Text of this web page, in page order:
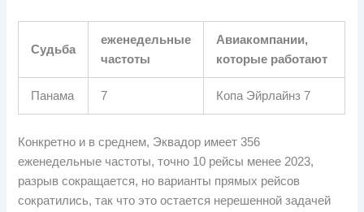
Судьба
еженедельные
частоты
Авиакомпании,
которые работают
Панама 7 Копа Эйрлайнз 7
Конкретно и в среднем, Эквадор имеет 356
еженедельные частоты, точно 10 рейсы менее 2023,
разрыв сокращается, но варианты прямых рейсов
сократились, так что это остается нерешенной задачей